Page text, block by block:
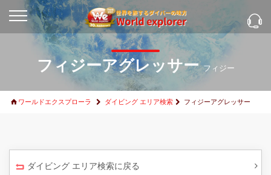
フィジーアグレッサーフィジー
ワールドエクスプローラ ダイビング エリア検索 フィジーアグレッサー
ダイビング エリア検索に戻る